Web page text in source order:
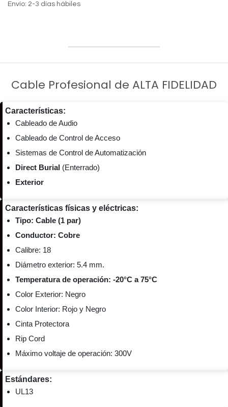
Envío: 2-3 días hábiles
Cable Profesional de ALTA FIDELIDAD
Características:
Cableado de Audio
Cableado de Control de Acceso
Sistemas de Control de Automatización
Direct Burial (Enterrado)
Exterior
Características físicas y eléctricas:
Tipo: Cable (1 par)
Conductor: Cobre
Calibre: 18
Diámetro exterior: 5.4 mm.
Temperatura de operación: -20°C a 75°C
Color Exterior: Negro
Color Interior: Rojo y Negro
Cinta Protectora
Rip Cord
Máximo voltaje de operación: 300V
Estándares:
UL13